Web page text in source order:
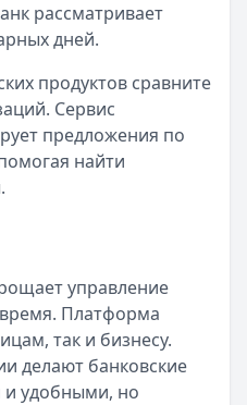
рассматривает
дней.
продуктов сравните
Сервис
предложения по
найти
управление
Платформа
так и бизнесу.
делают банковские
удобными, но